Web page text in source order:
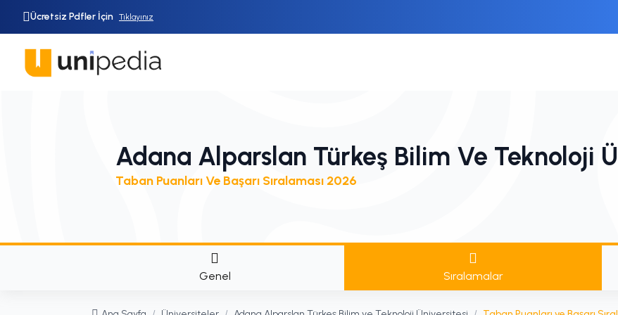
Ücretsiz Pdfler İçin Tıklayınız
Adana Alparslan Türkeş Bilim Ve Teknoloji
Taban Puanları Ve Başarı Sıralaması 2026
Genel Sıralamalar